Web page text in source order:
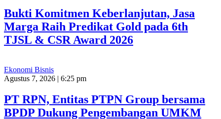
Bukti Komitmen Keberlanjutan, Jasa
Marga Raih Predikat Gold pada 6th
TJSL & CSR Award 2026
Ekonomi Bisnis
Agustus 7, 2026 | 6:25 pm
PT RPN, Entitas PTPN Group bersama
BPDP Dukung Pengembangan UMKM